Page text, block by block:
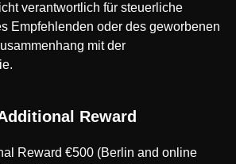
verantwortlich für steuerliche
Empfehlenden oder des geworbenen
mit der
Reward
Reward €500 (Berlin and online